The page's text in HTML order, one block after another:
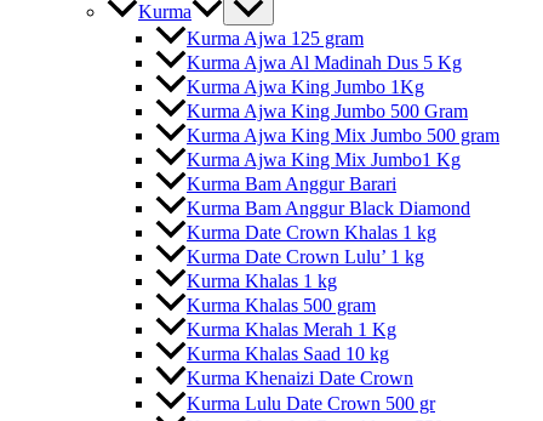
Kurma
Kurma Ajwa 125 gram
Kurma Ajwa Al Madinah Dus 5 Kg
Kurma Ajwa King Jumbo 1Kg
Kurma Ajwa King Jumbo 500 Gram
Kurma Ajwa King Mix Jumbo 500 gram
Kurma Ajwa King Mix Jumbo1 Kg
Kurma Bam Anggur Barari
Kurma Bam Anggur Black Diamond
Kurma Date Crown Khalas 1 kg
Kurma Date Crown Lulu’ 1 kg
Kurma Khalas 1 kg
Kurma Khalas 500 gram
Kurma Khalas Merah 1 Kg
Kurma Khalas Saad 10 kg
Kurma Khenaizi Date Crown
Kurma Lulu Date Crown 500 gr